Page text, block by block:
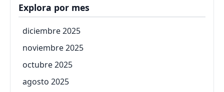
Explora por mes
diciembre 2025
noviembre 2025
octubre 2025
agosto 2025